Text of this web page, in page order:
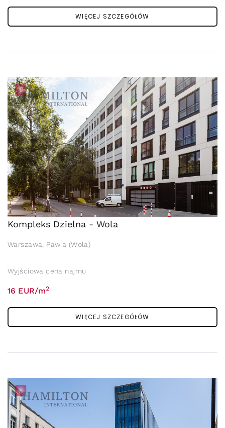
WIĘCEJ SZCZEGÓŁÓW
Kompleks Dzielna - Wola
Warszawa, Pawia (Wola)
Wyjściowa cena najmu
16 EUR/m2
WIĘCEJ SZCZEGÓŁÓW